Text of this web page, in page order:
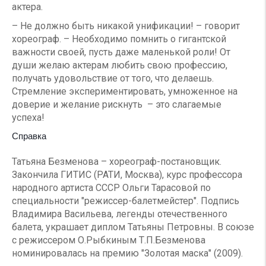
актера.
– Не должно быть никакой унификации! – говорит
хореограф. – Необходимо помнить о гигантской
важности своей, пусть даже маленькой роли! От
души желаю актерам любить свою профессию,
получать удовольствие от того, что делаешь.
Стремление экспериментировать, умноженное на
доверие и желание рискнуть – это слагаемые
успеха!
Справка
Татьяна Безменова – хореограф-постановщик.
Закончила ГИТИС (РАТИ, Москва), курс профессора
народного артиста СССР Ольги Тарасовой по
специальности "режиссер-балетмейстер". Подпись
Владимира Васильева, легенды отечественного
балета, украшает диплом Татьяны Петровны. В союзе
с режиссером О.Рыбкиным Т.П.Безменова
номинировалась на премию "Золотая маска" (2009).